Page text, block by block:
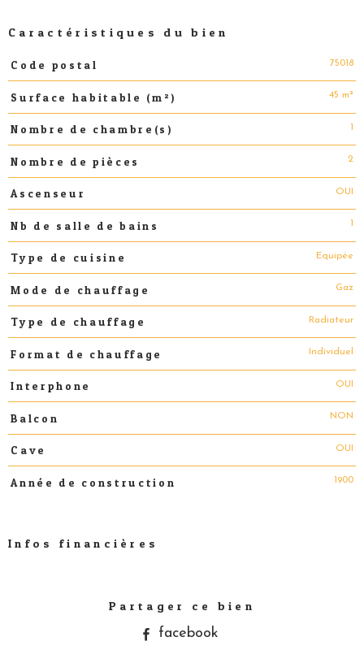
Caractéristiques du bien
Caractéristiques Valeurs
Code postal 75018
Surface habitable (m²) 45 m²
Nombre de chambre(s) 1
Nombre de pièces 2
Ascenseur OUI
Nb de salle de bains
Type de cuisine Equipée
Mode de chauffage Gaz
Type de chauffage Radiateur
Format de chauffage Individuel
Interphone OUI
Balcon NON
Cave OUI
Année de construction 1900
Infos financières
Partager ce bien
facebook